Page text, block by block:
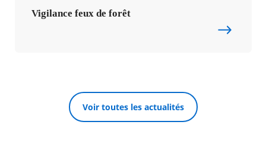
Vigilance feux de forêt
Voir toutes les actualités